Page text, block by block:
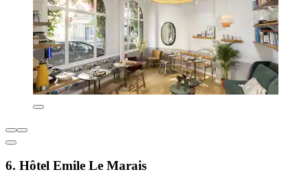
6. Hôtel Emile Le Marais